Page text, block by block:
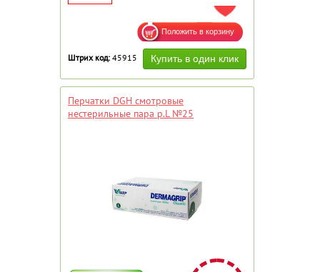
ДОБАВИТЬ В ИЗБРАННОЕ
Штрих код: 45915
Перчатки DGH смотровые
нестерильные пара р.L №25